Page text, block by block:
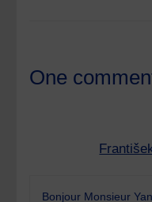
One
Bonjour Monsieur